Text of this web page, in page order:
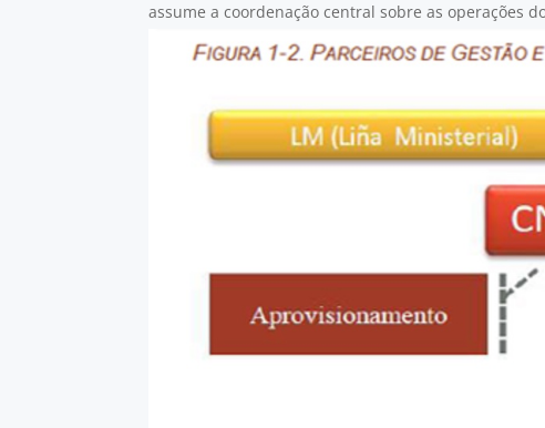
assume a coordenação central sobre as operações